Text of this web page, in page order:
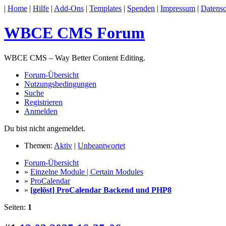
| Home | Hilfe | Add-Ons | Templates | Spenden | Impressum |
WBCE CMS Forum
WBCE CMS – Way Better Content Editing.
Forum-Übersicht
Nutzungsbedingungen
Suche
Registrieren
Anmelden
Du bist nicht angemeldet.
Themen: Aktiv | Unbeantwortet
Forum-Übersicht
» Einzelne Module | Certain Modules
» ProCalendar
» [gelöst] ProCalendar Backend und PHP8
Seiten: 1